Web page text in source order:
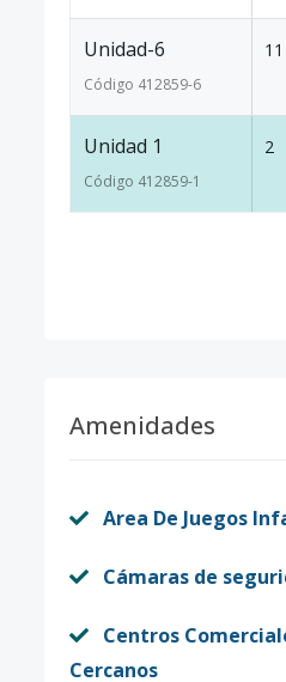
Unidad-6
Código 412859-6
11
Unidad 1
Código 412859-1
2
Amenidades
Area De Juegos
Cámaras de
Centros
Cercanos